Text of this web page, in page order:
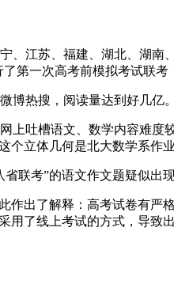
江苏、福建、湖北、湖南
第一次高考前模拟考试联考
热搜，阅读量达到好几亿。
吐槽语文、数学内容难度
个立体几何是北大数学系作
考”的语文作文题疑似出
出了解释：高考试卷有严
用了线上考试的方式，导